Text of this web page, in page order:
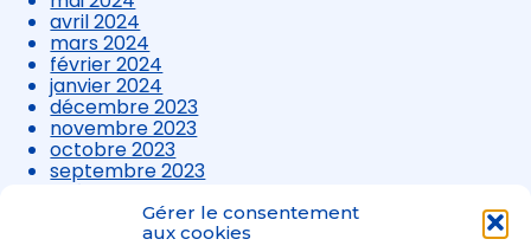
Gérer le consentement
aux cookies
avril 2024
mars 2024
février 2024
janvier 2024
décembre 2023
novembre 2023
octobre 2023
septembre 2023
août 2023
juillet 2023